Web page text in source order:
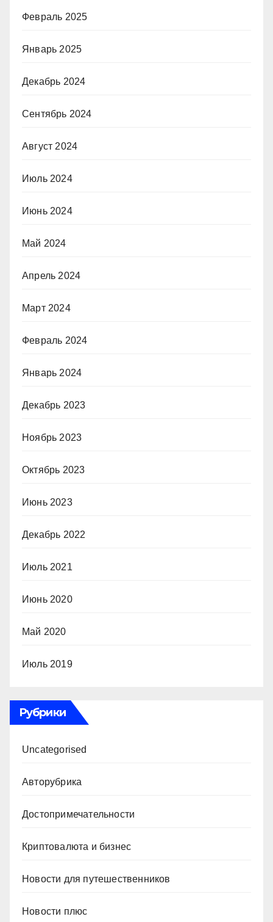
Февраль 2025
Январь 2025
Декабрь 2024
Сентябрь 2024
Август 2024
Июль 2024
Июнь 2024
Май 2024
Апрель 2024
Март 2024
Февраль 2024
Январь 2024
Декабрь 2023
Ноябрь 2023
Октябрь 2023
Июнь 2023
Декабрь 2022
Июль 2021
Июнь 2020
Май 2020
Июль 2019
Рубрики
Uncategorised
Авторубрика
Достопримечательности
Криптовалюта и бизнес
Новости для путешественников
Новости плюс